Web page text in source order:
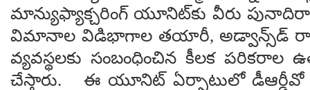
మాన్యుఫ్యాక్చరింగ్ యూనిట్‌కు వీరు
విమానాల విడిభాగాల తయారీ, అడ్వాన్స్‌డ్
వ్యవస్థలకు సంబంధించిన కీలక పరికరాల
చేస్తారు. ఈ యూనిట్ ఏర్పాటులో డీఆర్డీవో